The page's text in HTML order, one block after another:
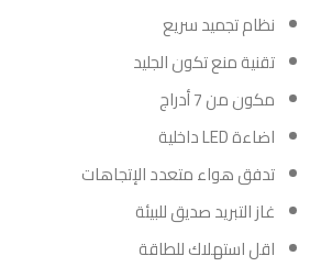
نظام تجميد سريع
تقنية منع تكون الجليد
مكون من 7 أدراج
اضاءة LED داخلية
تدفق هواء متعدد الإتجاهات
غاز التبريد صديق للبيئة
اقل استهلاك للطاقة